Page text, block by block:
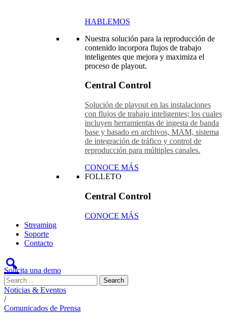
HABLEMOS
Nuestra solución para la reproducción de
contenido incorpora flujos de trabajo
inteligentes que mejora y maximiza el
proceso de playout.
Central Control
Solución de playout en las instalaciones
con flujos de trabajo inteligentes; los cuales
incluyen herramientas de ingesta de banda
base y basado en archivos, MAM, sistema
de integración de tráfico y control de
reproducción para múltiples canales.
CONOCE MÁS
FOLLETO
Central Control
CONOCE MÁS
Streaming
Soporte
Contacto
Solicita una demo
Noticias & Eventos
/
Comunicados de Prensa